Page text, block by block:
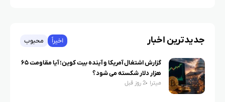
جدیدترین اخبار اخیراً محبوب
گزارش اشتغال آمریکا و آینده بیت کوین؛ آیا مقاومت ۶۵
هزار دلار شکسته می شود؟
میترا 2 روز قبل